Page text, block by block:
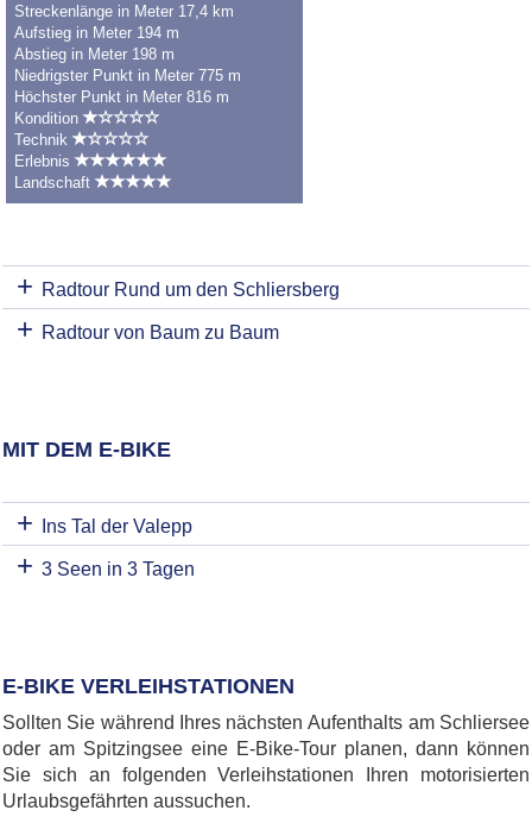
Streckenlänge in Meter 17,4 km
Aufstieg in Meter 194 m
Abstieg in Meter 198 m
Niedrigster Punkt in Meter 775 m
Höchster Punkt in Meter 816 m
Kondition
Technik
Erlebnis
Landschaft
Radtour Rund um den Schliersberg
Radtour von Baum zu Baum
MIT DEM E-BIKE
Ins Tal der Valepp
3 Seen in 3 Tagen
E-BIKE VERLEIHSTATIONEN
Sollten Sie während Ihres nächsten Aufenthalts am Schliersee
oder am Spitzingsee eine E-Bike-Tour planen, dann können
Sie sich an folgenden Verleihstationen Ihren motorisierten
Urlaubsgefährten aussuchen.